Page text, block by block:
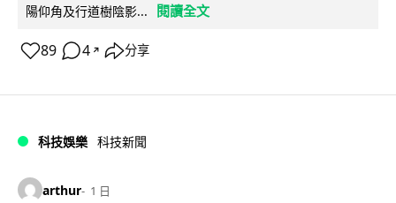
陽仰角及行道樹陰影...
閱讀全文
89 4 ↗ 分享
科技娛樂 科技新聞
arthur 1 日